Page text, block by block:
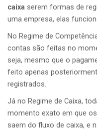
caixa serem formas de
uma empresa, elas
No Regime de
contas são feitas no
seja, mesmo que o
feito apenas
registrados.
Já no Regime de Caixa,
momento exato em que
saem do fluxo de caixa, e